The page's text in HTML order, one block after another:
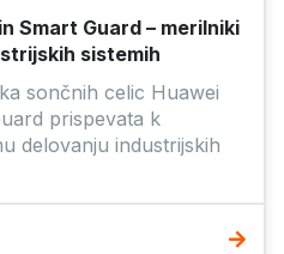
Smart Guard – merilniki
sistemih
sončnih celic Huawei
prispevata k
delovanju industrijskih